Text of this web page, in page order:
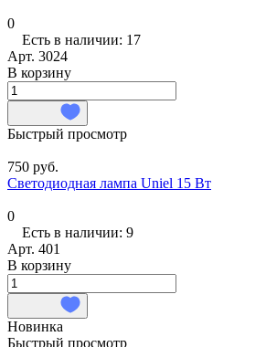
0
Есть в наличии: 17
Арт. 3024
В корзину
Быстрый просмотр
750 руб.
Светодиодная лампа Uniel 15 Вт
0
Есть в наличии: 9
Арт. 401
В корзину
Новинка
Быстрый просмотр